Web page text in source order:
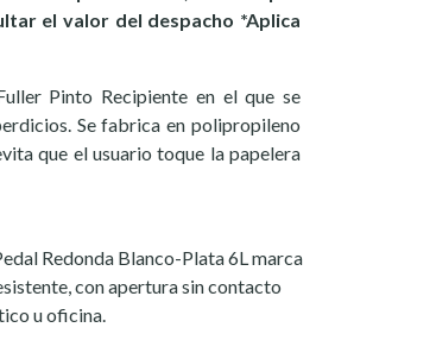
el valor del despacho *Aplica
Pinto Recipiente en el que se
Se fabrica en polipropileno
que el usuario toque la papelera
Redonda Blanco-Plata 6L marca
con apertura sin contacto
u oficina.